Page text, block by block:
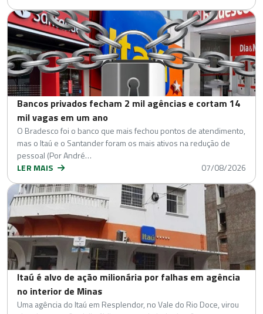
Bancos privados fecham 2 mil agências e cortam 14
mil vagas em um ano
O Bradesco foi o banco que mais fechou pontos de atendimento,
mas o Itaú e o Santander foram os mais ativos na redução de
pessoal (Por André…
LER MAIS
07/08/2026
Itaú é alvo de ação milionária por falhas em agência
no interior de Minas
Uma agência do Itaú em Resplendor, no Vale do Rio Doce, virou